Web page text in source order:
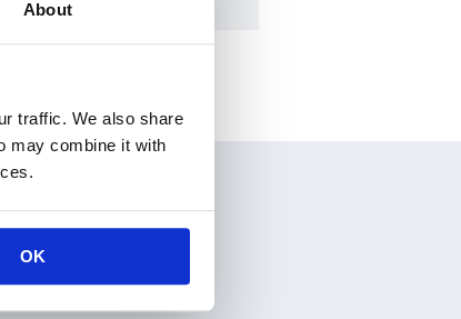
About
traffic. We also share
may combine it with
OK
社